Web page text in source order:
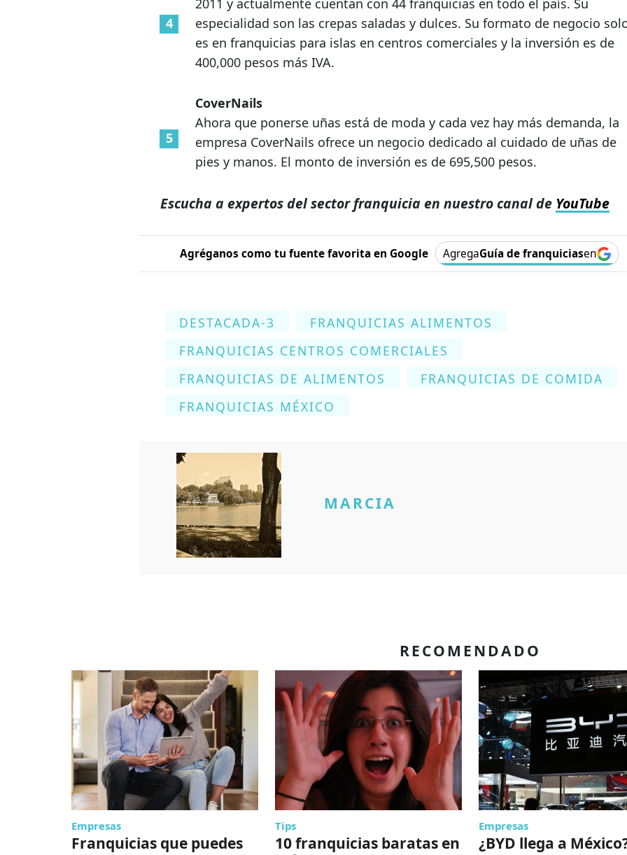
2011 y actualmente cuentan con 44 franquicias en todo el país. Su
especialidad son las crepas saladas y dulces. Su formato de negocio
es en franquicias para islas en centros comerciales y la inversión es de
400,000 pesos más IVA.
CoverNails
Ahora que ponerse uñas está de moda y cada vez hay más demanda, la
empresa CoverNails ofrece un negocio dedicado al cuidado de uñas de
pies y manos. El monto de inversión es de 695,500 pesos.
Escucha a expertos del sector franquicia en nuestro canal de YouTube
Agréganos como tu fuente favorita en Google AgregaGuía de franquiciasen
DESTACADA-3
FRANQUICIAS ALIMENTOS
FRANQUICIAS CENTROS COMERCIALES
FRANQUICIAS DE ALIMENTOS
FRANQUICIAS DE COMIDA
FRANQUICIAS MÉXICO
MARCIA
RECOMENDADO
Empresas
Franquicias que puedes
Tips
10 franquicias baratas en
Empresas
¿BYD llega a